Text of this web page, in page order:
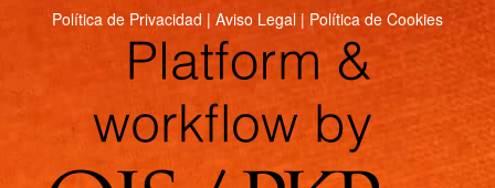
Política de Privacidad | Aviso Legal | Política de Cookies